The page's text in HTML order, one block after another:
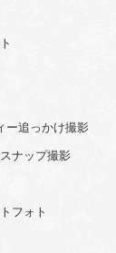
ー追っかけ撮影
ナップ撮影
フォト